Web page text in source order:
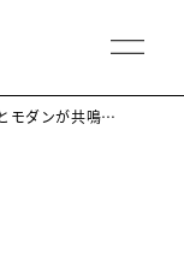
ノスタルジーとモダンが共鳴するクリエイティブな空間